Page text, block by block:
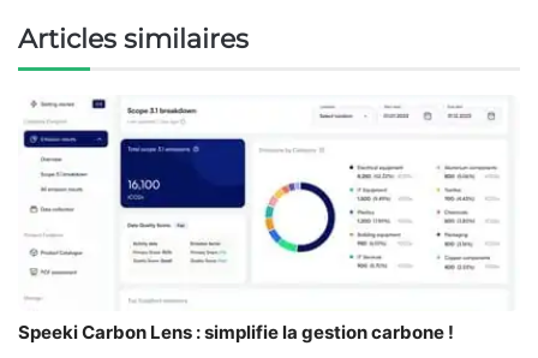
Articles similaires
Speeki Carbon Lens : simplifie la gestion carbone !